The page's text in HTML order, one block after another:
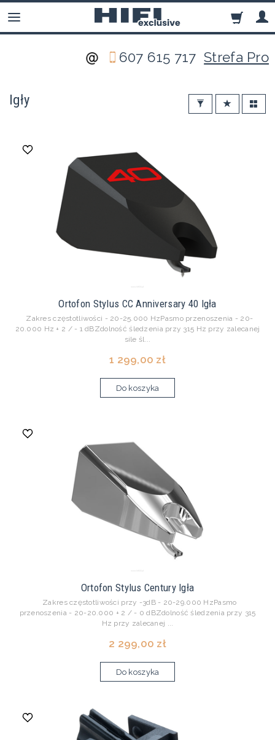
607 615 717Strefa Pro
Igły
Ortofon Stylus CC Anniversary 40 Igła
Zakres częstotliwości - 20-25.000 HzPasmo przenoszenia - 20-
20.000 Hz + 2 / - 1 dBZdolność śledzenia przy 315 Hz przy zalecanej
sile śl...
1 299,00 zł
Do koszyka
Ortofon Stylus Century Igła
Zakres częstotliwości przy -3dB - 20-29.000 HzPasmo
przenoszenia - 20-20.000 + 2 / - 0 dBZdolność śledzenia przy 315
Hz przy zalecanej ...
2 299,00 zł
Do koszyka